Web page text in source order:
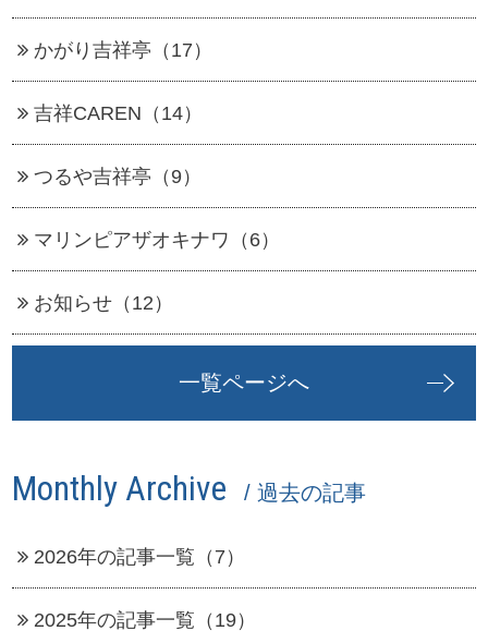
かがり吉祥亭（17）
吉祥CAREN（14）
つるや吉祥亭（9）
マリンピアザオキナワ（6）
お知らせ（12）
一覧ページへ
Monthly Archive / 過去の記事
2026年の記事一覧（7）
2025年の記事一覧（19）